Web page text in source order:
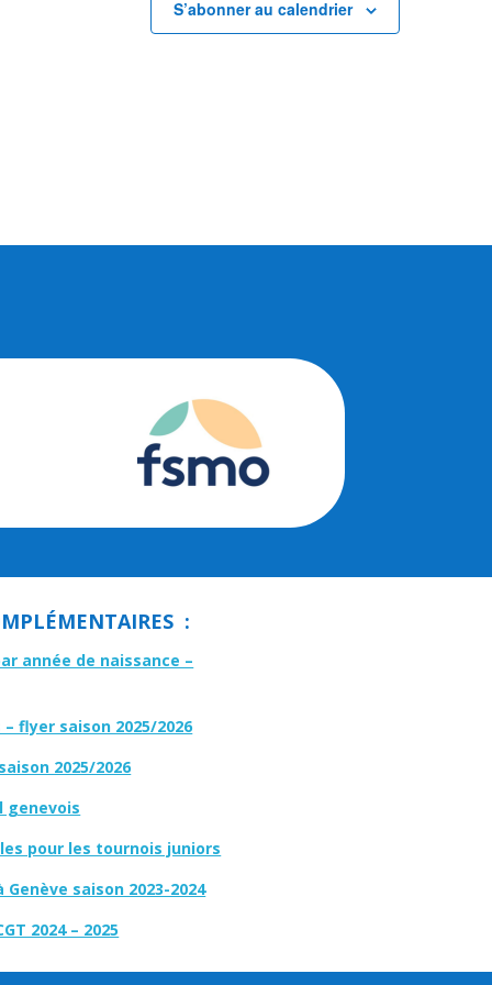
S’abonner au calendrier
:
année de naissance –
flyer saison 2025/2026
2025/2026
genevois
pour les tournois juniors
saison 2023-2024
2024 – 2025